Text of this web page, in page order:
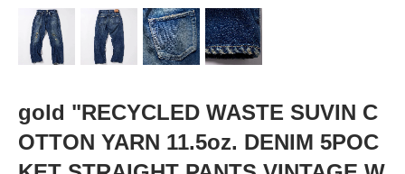
gold "RECYCLED WASTE SUVIN C
OTTON YARN 11.5oz. DENIM 5POC